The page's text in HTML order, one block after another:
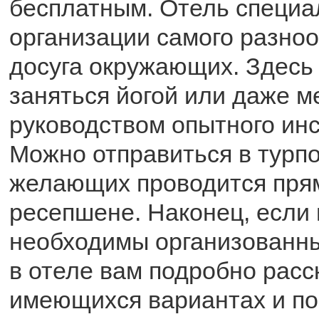
бесплатным. Отель
организации самого
досуга окружающих.
заняться йогой или даже
руководством опытного
Можно отправиться в
желающих проводится
ресепшене. Наконец, если
необходимы
в отеле вам подробно
имеющихся вариантах и